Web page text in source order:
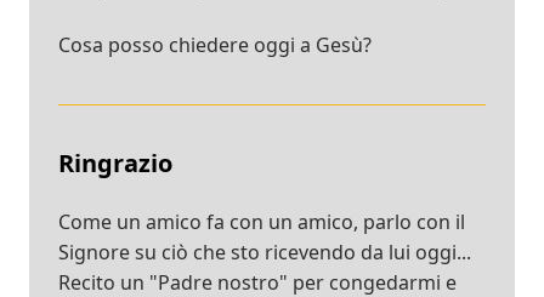
Cosa posso chiedere oggi a Gesù?
Ringrazio
Come un amico fa con un amico, parlo con il
Signore su ciò che sto ricevendo da lui oggi...
Recito un "Padre nostro" per congedarmi e